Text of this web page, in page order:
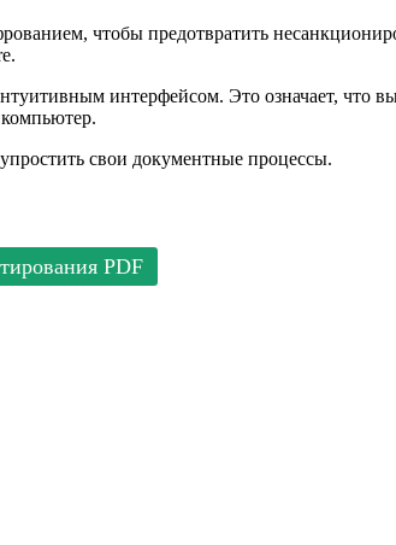
чтобы предотвратить
интерфейсом. Это означает, что
свои документные процессы.
PDF